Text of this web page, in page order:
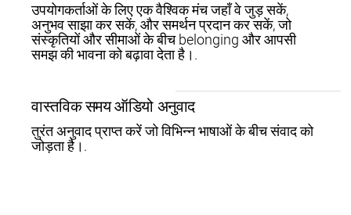
उपयोगकर्ताओं के लिए एक वैश्विक मंच जहाँ वे जुड़ सकें,
अनुभव साझा कर सकें, और समर्थन प्रदान कर सकें, जो
संस्कृतियों और सीमाओं के बीच belonging और आपसी
समझ की भावना को बढ़ावा देता है।.
वास्तविक समय ऑडियो अनुवाद
तुरंत अनुवाद प्राप्त करें जो विभिन्न भाषाओं के बीच संवाद को
जोड़ता है।.